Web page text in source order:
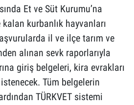
Et ve Süt Kurumu’na
kurbanlık hayvanları
il ve ilçe tarım ve
alınan sevk raporlarıyla
giriş belgeleri, kira evrakları
Tüm belgelerin
TÜRKVET sistemi